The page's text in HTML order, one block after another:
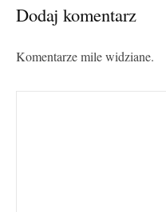
Dodaj komentarz
Komentarze mile widziane.